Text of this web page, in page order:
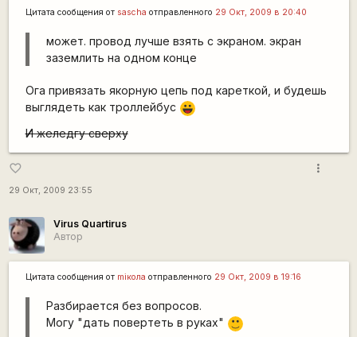
Цитата сообщения от sascha отправленного 29 Окт, 2009 в 20:40
может. провод лучше взять с экраном. экран
заземлить на одном конце
Ога привязать якорную цепь под кареткой, и будешь
выглядеть как троллейбус |-))
И желедгу сверху
favorite_border
29 Окт, 2009 23:55
more_vert
Virus Quartirus
Автор
Цитата сообщения от miкола отправленного 29 Окт, 2009 в 19:16
Разбирается без вопросов.
Могу "дать повертеть в руках"
:)